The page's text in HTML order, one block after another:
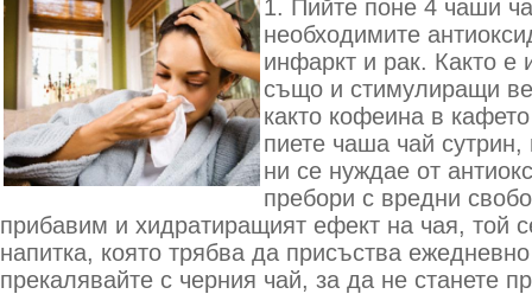
1. Пийте поне 4 чаши
необходимите
инфаркт и рак. Както е
също и стимулиращи
както кофеина в
пиете чаша чай
ни се нуждае от
пребори с вредни
прибавим и хидратиращият ефект на чая, той
напитка, която трябва да присъства
прекалявайте с черния чай, за да не станете